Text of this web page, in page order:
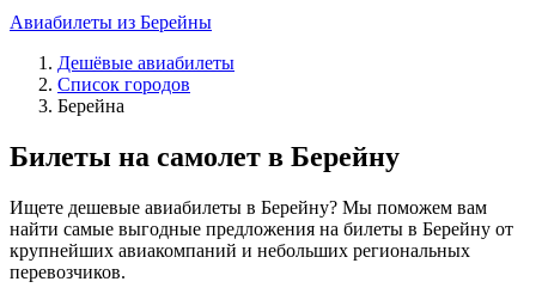
Авиабилеты из Берейны
Дешёвые авиабилеты
Список городов
Берейна
Билеты на самолет в Берейну
Ищете дешевые авиабилеты в Берейну? Мы поможем вам
найти самые выгодные предложения на билеты в Берейну от
крупнейших авиакомпаний и небольших региональных
перевозчиков.